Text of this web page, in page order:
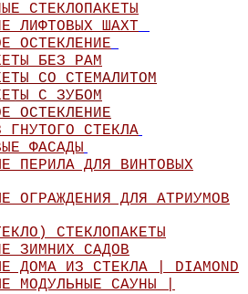
СТЕКЛОПАКЕТЫ
ЛИФТОВЫХ ШАХТ
ОСТЕКЛЕНИЕ
БЕЗ РАМ
СО СТЕМАЛИТОМ
С ЗУБОМ
ОСТЕКЛЕНИЕ
ГНУТОГО СТЕКЛА
ФАСАДЫ
ПЕРИЛА ДЛЯ ВИНТОВЫХ
ОГРАЖДЕНИЯ ДЛЯ АТРИУМОВ
СТЕКЛОПАКЕТЫ
ЗИМНИХ САДОВ
ДОМА ИЗ СТЕКЛА | DIAMOND
МОДУЛЬНЫЕ САУНЫ |